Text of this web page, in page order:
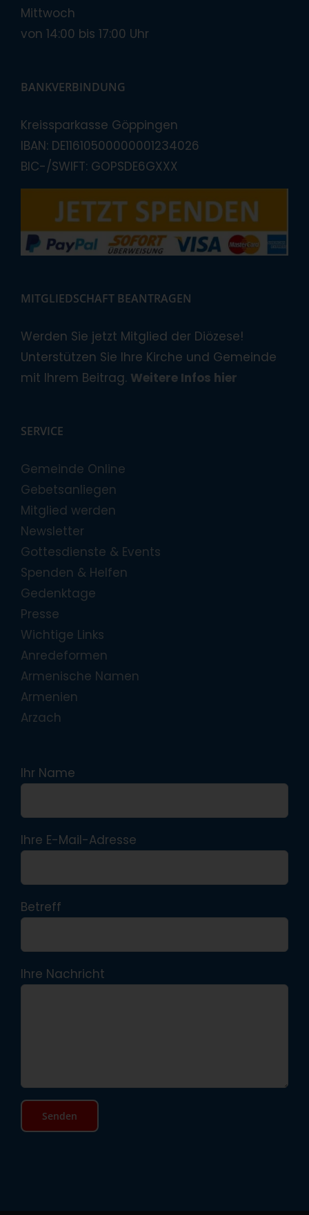
Mittwoch
von 14:00 bis 17:00 Uhr
BANKVERBINDUNG
Kreissparkasse Göppingen
IBAN: DE11610500000001234026
BIC-/SWIFT: GOPSDE6GXXX
MITGLIEDSCHAFT BEANTRAGEN
Werden Sie jetzt Mitglied der Diözese!
Unterstützen Sie Ihre Kirche und Gemeinde
mit Ihrem Beitrag. Weitere Infos hier
SERVICE
Gemeinde Online
Gebetsanliegen
Mitglied werden
Newsletter
Gottesdienste & Events
Spenden & Helfen
Gedenktage
Presse
Wichtige Links
Anredeformen
Armenische Namen
Armenien
Arzach
Ihr Name
Ihre E-Mail-Adresse
Betreff
Ihre Nachricht